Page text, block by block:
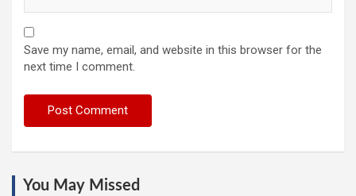
Save my name, email, and website in this browser for the
next time I comment.
You May Missed